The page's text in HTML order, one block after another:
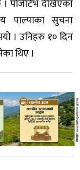
। पोजेटिभ देखिएका
पाल्पाका सुचना
। उनिहरु १० दिन
थिए ।